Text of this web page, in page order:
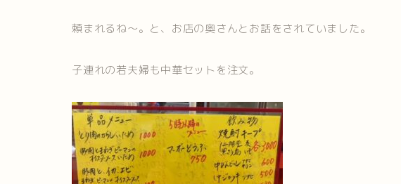
頼まれるね～。と、お店の奥さんとお話をされていました。
子連れの若夫婦も中華セットを注文。